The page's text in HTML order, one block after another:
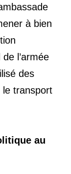
à bien
l’armée
des
le transport
au